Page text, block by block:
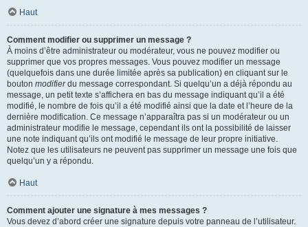
Haut
Comment modifier ou supprimer un message ?
À moins d’être administrateur ou modérateur, vous ne pouvez modifier ou
supprimer que vos propres messages. Vous pouvez modifier un message
(quelquefois dans une durée limitée après sa publication) en cliquant sur le
bouton modifierdu message correspondant. Si quelqu’un a déjà répondu au
message, un petit texte s’affichera en bas du message indiquant qu’il a été
modifié, le nombre de fois qu’il a été modifié ainsi que la date et l’heure de la
dernière modification. Ce message n’apparaîtra pas si un modérateur ou un
administrateur modifie le message, cependant ils ont la possibilité de laisser
une note indiquant qu’ils ont modifié le message de leur propre initiative.
Notez que les utilisateurs ne peuvent pas supprimer un message une fois que
quelqu’un y a répondu.
Haut
Comment ajouter une signature à mes messages ?
Vous devez d’abord créer une signature depuis votre panneau de l’utilisateur.